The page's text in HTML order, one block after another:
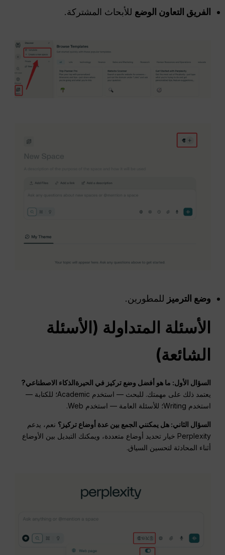
الفريق التعاون الوضع للأبحاث المشتركة.
وضع الترميز للمطورين.
الأسئلة المتداولة (الأسئلة
الشائعة)
السؤال الأول: ما هو أفضل وضع تركيز في الحيرةالذكاء الاصطناعي?
يعتمد ذلك على مهمتك. للبحث — استخدم Academic؛ للكتابة —
استخدم Writing؛ للأسئلة العامة — استخدم Web.
السؤال الثاني: هل يمكنني الجمع بين عدة أوضاع تركيز؟ نعم، يدعم
Perplexity خيار تحديد أوضاع متعددة، ويمكنك التبديل بين الأوضاع
أثناء المحادثة لتحسين السياق.